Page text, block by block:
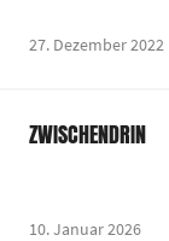
27. Dezember 2022
ZWISCHENDRIN
10. Januar 2026